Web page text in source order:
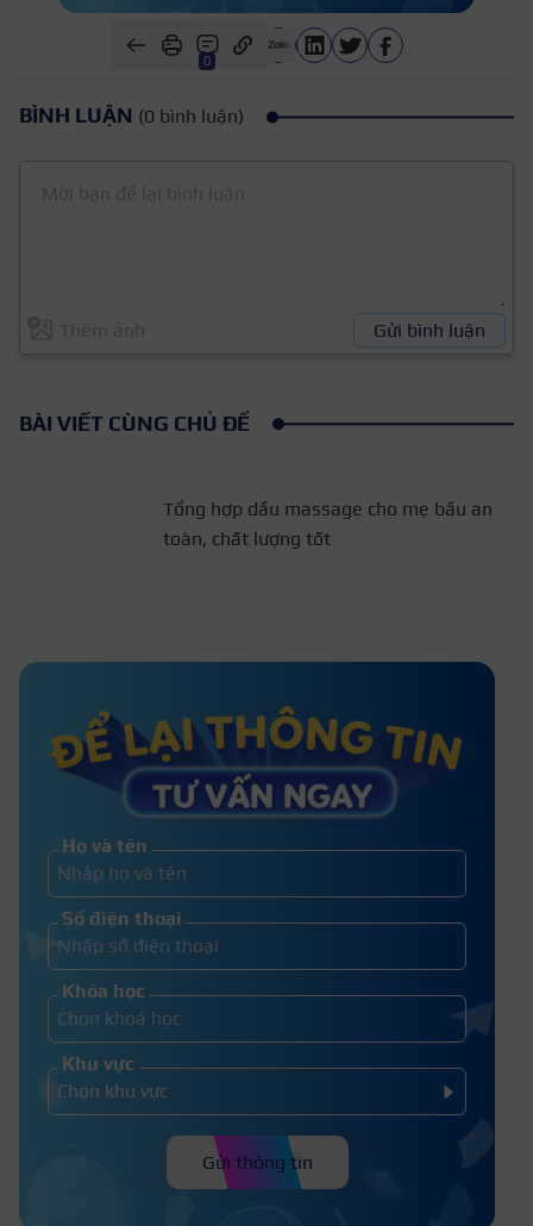
0
BÌNH LUẬN (0 bình luận)
Gửi bình luận
BÀI VIẾT CÙNG CHỦ ĐỀ
mẹ bầu an toàn, chất lượng
tốt
Họ và tên
Số điện thoại
Khóa học
Khu vực
Gửi thông tin